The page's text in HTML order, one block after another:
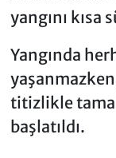
yangını kısa
Yangında
titizlikle
başlatıldı.